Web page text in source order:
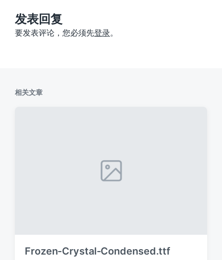
：
发表回复
要发表评论，您必须先登录。
相关文章
Frozen-Crystal-Condensed.ttf